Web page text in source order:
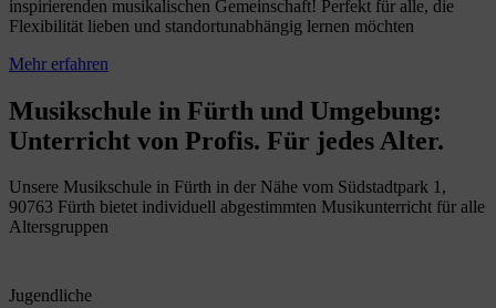
inspirierenden musikalischen Gemeinschaft! Perfekt für alle, die
Flexibilität lieben und standortunabhängig lernen möchten
Mehr erfahren
Musikschule in Fürth und Umgebung:
Unterricht von Profis. Für jedes Alter.
Unsere Musikschule in Fürth in der Nähe vom Südstadtpark 1,
90763 Fürth bietet individuell abgestimmten Musikunterricht für alle
Altersgruppen
Jugendliche